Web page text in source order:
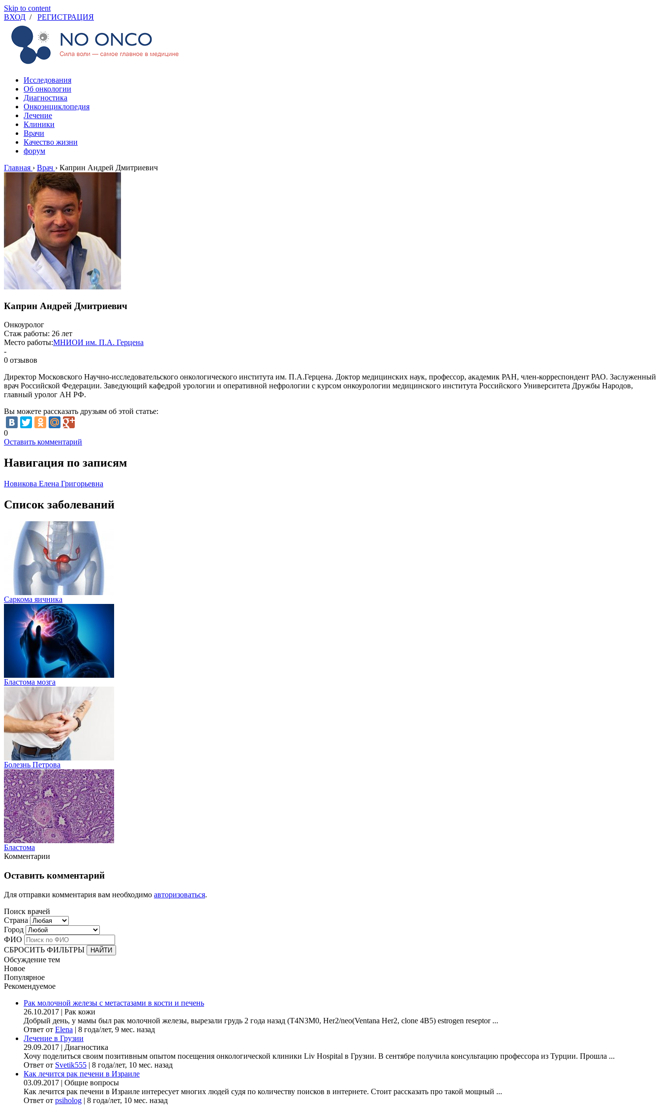
Skip to content
ВХОД / РЕГИСТРАЦИЯ
Исследования
Об онкологии
Диагностика
Онкоэнциклопедия
Лечение
Клиники
Врачи
Качество жизни
форум
Главная › Врач › Каприн Андрей Дмитриевич
Каприн Андрей Дмитриевич
Онкоуролог
Стаж работы: 26 лет
Место работы:МНИОИ им. П.А. Герцена
-
0 отзывов
Директор Московского Научно-исследовательского онкологического института им. П.А.Герцена. Доктор медицинских наук, профессор, академик РАН, член-корреспондент РАО. Заслуженный
врач Российской Федерации. Заведующий кафедрой урологии и оперативной нефрологии с курсом онкоурологии медицинского института Российского Университета Дружбы Народов,
главный уролог АН РФ.
Вы можете рассказать друзьям об этой статье:
0
Оставить комментарий
Навигация по записям
Новикова Елена Григорьевна
Список заболеваний
Саркома яичника
Бластома мозга
Болезнь Петрова
Бластома
Комментарии
Оставить комментарий
Для отправки комментария вам необходимо авторизоваться.
Поиск врачей
Страна
Город
ФИО
СБРОСИТЬ ФИЛЬТРЫ
Обсуждение тем
Новое
Популярное
Рекомендуемое
Рак молочной железы с метастазами в кости и печень
26.10.2017 | Рак кожи
Добрый день, у мамы был рак молочной железы, вырезали грудь 2 года назад (Т4N3M0, Her2/neo(Ventana Her2, clone 4B5) estrogen reseptor ...
Ответ от Elena | 8 года/лет, 9 мес. назад
Лечение в Грузии
29.09.2017 | Диагностика
Хочу поделиться своим позитивным опытом посещения онкологической клиники Liv Hospital в Грузии. В сентябре получила консультацию профессора из Турции. Прошла ...
Ответ от Svetik555 | 8 года/лет, 10 мес. назад
Как лечится рак печени в Израиле
03.09.2017 | Общие вопросы
Как лечится рак печени в Израиле интересует многих людей судя по количеству поисков в интернете. Стоит рассказать про такой мощный ...
Ответ от psiholog | 8 года/лет, 10 мес. назад